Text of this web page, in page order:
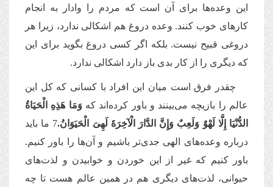
این وعده‌ها برای آن است که مردم را وادار به انجام
کارهای خوب کنند. وعده دروغ هم اشکالی ندارد،‌ زیرا هر
دروغی قبیح نیست. بلکه اگر کسی دروغ بگوید برای این
که دیگری را از کار بدی باز دارد اشکالی ندارد.
چقدر فرق است میان این افراد با کسانی که کل این
عالم را بازیچه می‌بینند و باور کرده‌اند کهوَمَا هَذِهِ الْحَیَاةُ
الدُّنْیَا إِلَّا لَهْوٌ وَلَعِبٌ وَإِنَّ الدَّارَ الْآخِرَةَ لَهِیَ الْحَیَوَانُ.7 ما باید
درباره وعده‌های الهی جدی‌تر باشیم و آن‌ها را باور کنیم.
باور کنیم که غیر از این خوردن و خوابیدن و لذت‌های
حیوانی، لذت‌های دیگری هم در همین عالم هست تا چه